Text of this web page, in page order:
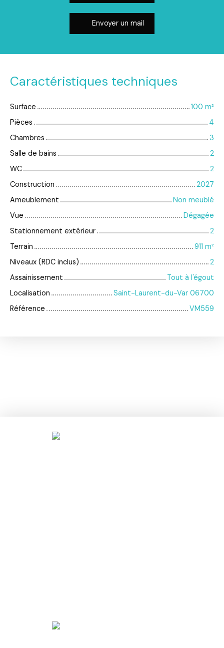
Envoyer un mail
Caractéristiques techniques
Surface 100 m²
Pièces
4
Chambres
3
Salle de bains
2
WC
2
Construction
2027
Ameublement
Non meublé
Vue
Dégagée
Stationnement extérieur
2
Terrain
911 m²
Niveaux (RDC inclus)
2
Assainissement
Tout à l'égout
Localisation
Saint-Laurent-du-Var 06700
Référence
VM559